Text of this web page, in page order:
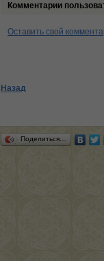
Комментарии
Оставить свой
Назад
Поделиться…